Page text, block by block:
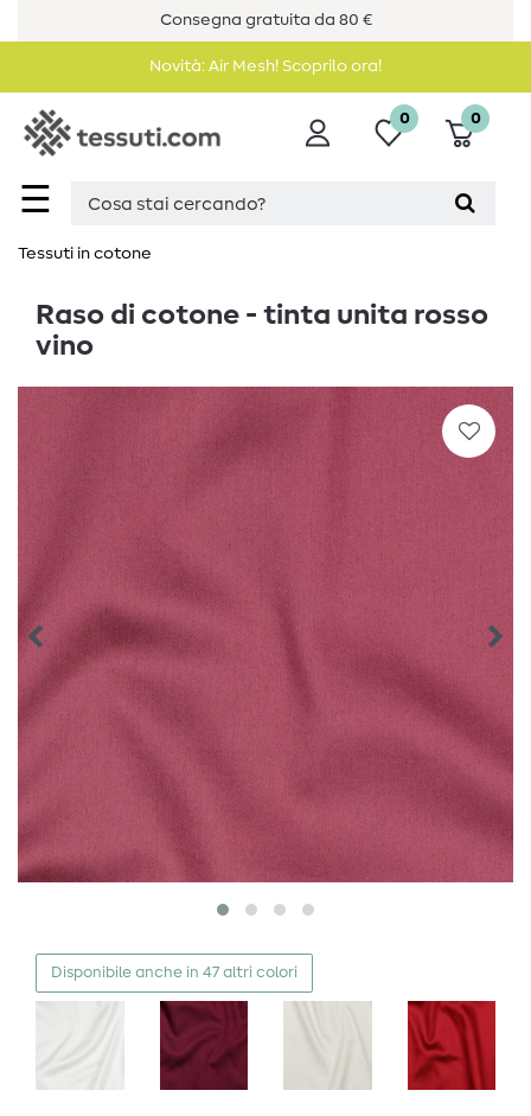
Consegna gratuita da 80 €
Novità: Air Mesh! Scoprilo ora!
☰
0 0
Tessuti in cotone
Raso di cotone - tinta unita rosso
vino
Disponibile anche in 47 altri colori